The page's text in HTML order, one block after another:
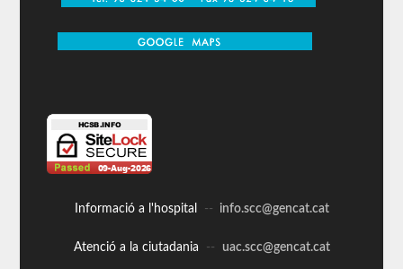
Informació a l'hospital -- info.scc@gencat.cat
Atenció a la ciutadania -- uac.scc@gencat.cat